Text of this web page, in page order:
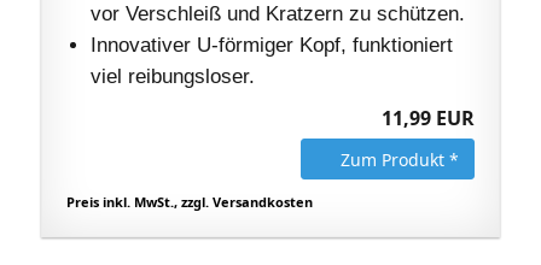
vor Verschleiß und Kratzern zu schützen.
Innovativer U-förmiger Kopf, funktioniert
viel reibungsloser.
11,99 EUR
Zum Produkt *
Preis inkl. MwSt., zzgl. Versandkosten